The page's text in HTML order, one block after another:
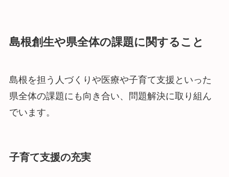
島根創生や県全体の課題に関すること
島根を担う人づくりや医療や子育て支援といった
県全体の課題にも向き合い、問題解決に取り組ん
でいます。
子育て支援の充実